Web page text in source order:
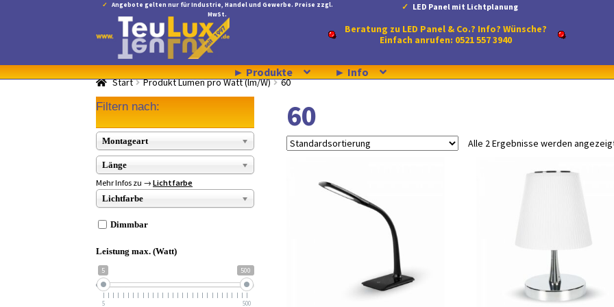
Angebote gelten nur für Industrie, Handel und Gewerbe. Preise zzgl.
MwSt.
LED Panel mit Lichtplanung
Navigation
springen
Inhalt
springen
Beratung zu LED Panel & Co.? Info? Wünsche?
Einfach anrufen: 0521 557 3940
► Produkte ► Info
Start Produkt Lumen pro Watt (lm/W) 60
60
Alle 2 Ergebnisse werden
Filtern nach:
Montageart
Länge
Mehr Infos zu →Lichtfarbe
Lichtfarbe
Dimmbar
Leistung max. (Watt)
5 500
5 500